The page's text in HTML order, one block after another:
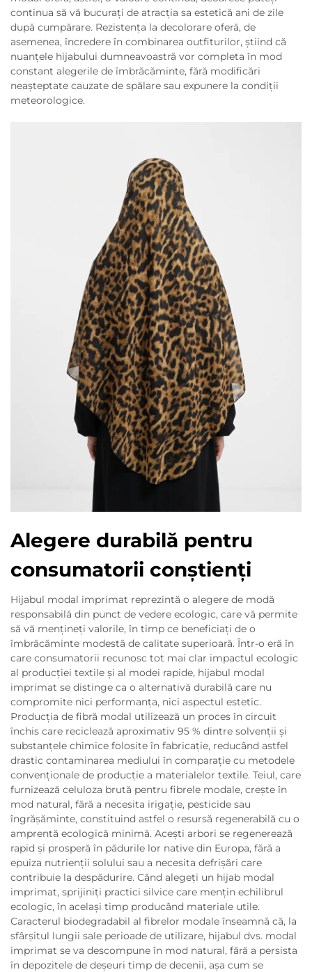
continua să vă bucurați de atracția sa estetică ani de zile
după cumpărare. Rezistența la decolorare oferă, de
asemenea, încredere în combinarea outfiturilor, știind că
nuanțele hijabului dumneavoastră vor completa în mod
constant alegerile de îmbrăcăminte, fără modificări
neașteptate cauzate de spălare sau expunere la condiții
meteorologice.
Alegere durabilă pentru
consumatorii conștienți
Hijabul modal imprimat reprezintă o alegere de modă
responsabilă din punct de vedere ecologic, care vă permite
să vă mențineți valorile, în timp ce beneficiați de o
îmbrăcăminte modestă de calitate superioară. Într-o eră în
care consumatorii recunosc tot mai clar impactul ecologic
al producției textile și al modei rapide, hijabul modal
imprimat se distinge ca o alternativă durabilă care nu
compromite nici performanța, nici aspectul estetic.
Producția de fibră modal utilizează un proces în circuit
închis care reciclează aproximativ 95 % dintre solvenții și
substanțele chimice folosite în fabricație, reducând astfel
drastic contaminarea mediului în comparație cu metodele
convenționale de producție a materialelor textile. Teiul, care
furnizează celuloza brută pentru fibrele modale, crește în
mod natural, fără a necesita irigație, pesticide sau
îngrășăminte, constituind astfel o resursă regenerabilă cu o
amprentă ecologică minimă. Acești arbori se regenerează
rapid și prosperă în pădurile lor native din Europa, fără a
epuiza nutrienții solului sau a necesita defrișări care
contribuie la despădurire. Când alegeți un hijab modal
imprimat, sprijiniți practici silvice care mențin echilibrul
ecologic, în același timp producând materiale utile.
Caracterul biodegradabil al fibrelor modale înseamnă că, la
sfârșitul lungii sale perioade de utilizare, hijabul dvs. modal
imprimat se va descompune în mod natural, fără a persista
în depozitele de deșeuri timp de decenii, așa cum se